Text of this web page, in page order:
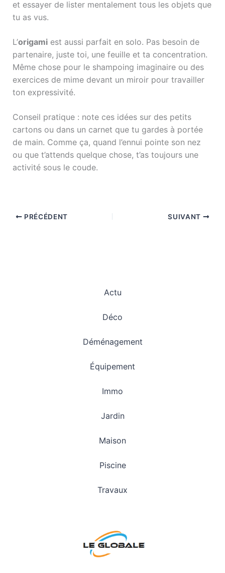
et essayer de lister mentalement tous les objets que
tu as vus.
L’origamiest aussi parfait en solo. Pas besoin de
partenaire, juste toi, une feuille et ta concentration.
Même chose pour le shampoing imaginaire ou des
exercices de mime devant un miroir pour travailler
ton expressivité.
Conseil pratique : note ces idées sur des petits
cartons ou dans un carnet que tu gardes à portée
de main. Comme ça, quand l’ennui pointe son nez
ou que t’attends quelque chose, t’as toujours une
activité sous le coude.
PRÉCÉDENT SUIVANT
Actu
Déco
Déménagement
Équipement
Immo
Jardin
Maison
Piscine
Travaux